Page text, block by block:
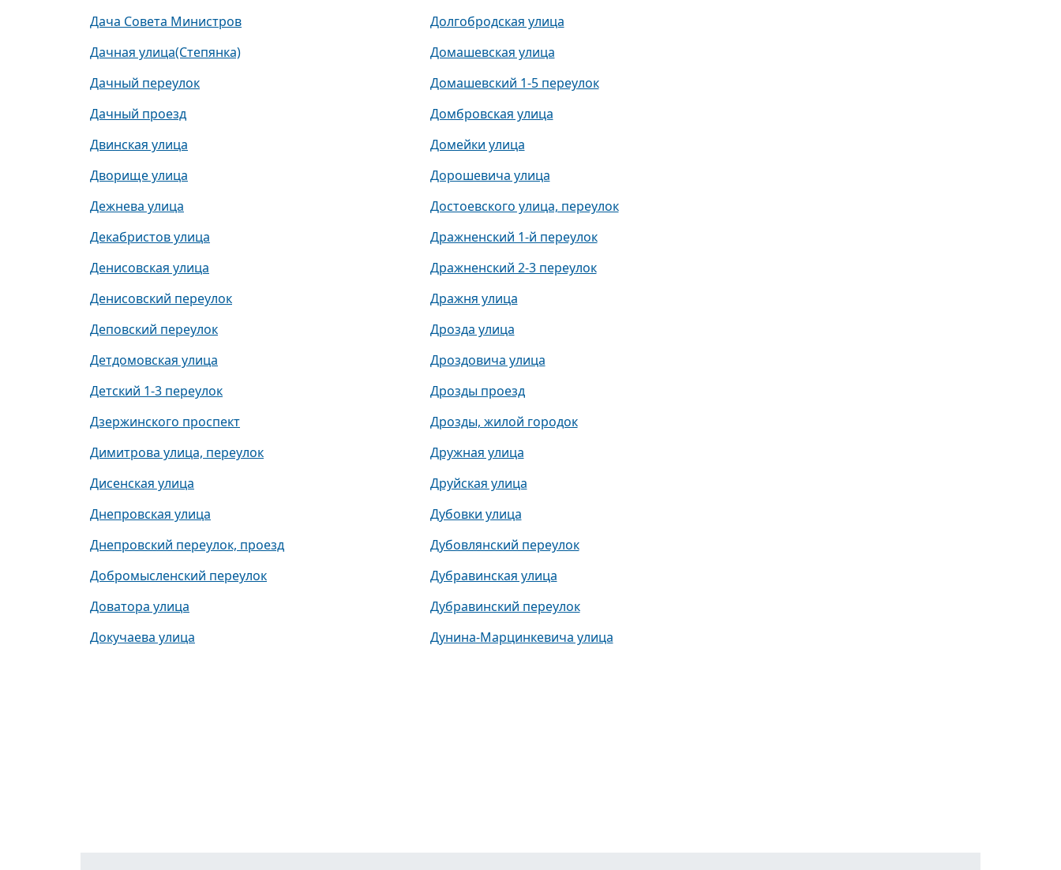
Дача Совета Министров
Дачная улица(Степянка)
Дачный переулок
Дачный проезд
Двинская улица
Дворище улица
Дежнева улица
Декабристов улица
Денисовская улица
Денисовский переулок
Деповский переулок
Детдомовская улица
Детский 1-3 переулок
Дзержинского проспект
Димитрова улица, переулок
Дисенская улица
Днепровская улица
Днепровский переулок, проезд
Добромысленский переулок
Доватора улица
Докучаева улица
Долгобродская улица
Домашевская улица
Домашевский 1-5 переулок
Домбровская улица
Домейки улица
Дорошевича улица
Достоевского улица, переулок
Дражненский 1-й переулок
Дражненский 2-3 переулок
Дражня улица
Дрозда улица
Дроздовича улица
Дрозды проезд
Дрозды, жилой городок
Дружная улица
Друйская улица
Дубовки улица
Дубовлянский переулок
Дубравинская улица
Дубравинский переулок
Дунина-Марцинкевича улица